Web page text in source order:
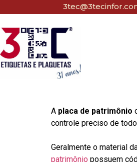
A placa de patrimônio
controle preciso de
Geralmente o material
patrimônio possuem